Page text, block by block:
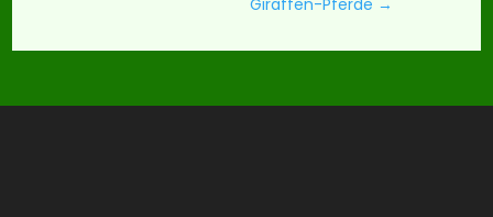
Giraffen-Pferde →